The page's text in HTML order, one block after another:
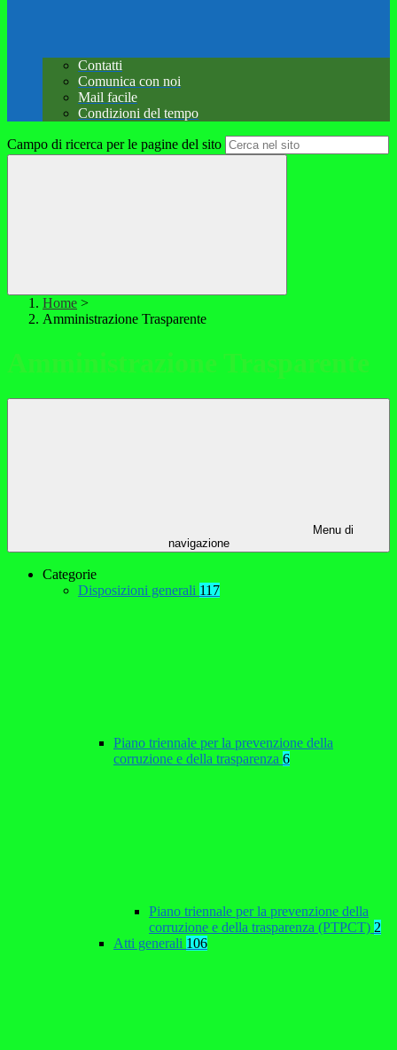
Contatti
Comunica con noi
Mail facile
Condizioni del tempo
Campo di ricerca per le pagine del sito
Home >
Amministrazione Trasparente
Amministrazione Trasparente
Menu di
navigazione
Categorie
Disposizioni generali 117
Piano triennale per la prevenzione della
corruzione e della trasparenza 6
Piano triennale per la prevenzione della
corruzione e della trasparenza (PTPCT) 2
Atti generali 106